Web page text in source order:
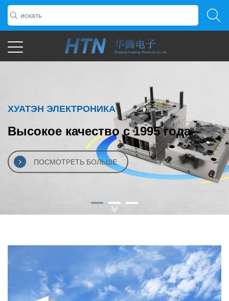
ХУАТЭН ЭЛЕКТРОНИКА
Высокое качество с 1995 года
ПОСМОТРЕТЬ БОЛЬШЕ